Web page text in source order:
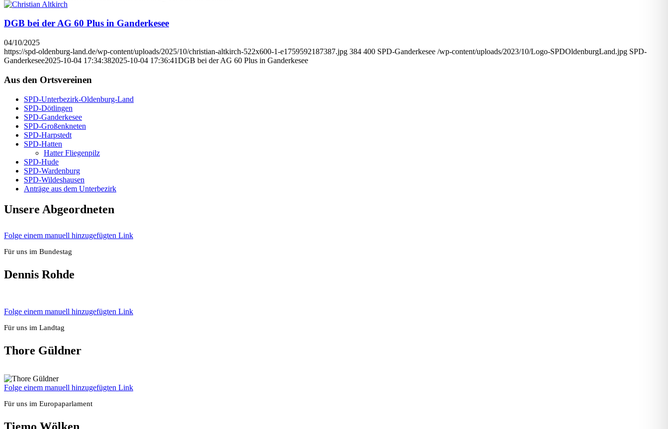
DGB bei der AG 60 Plus in Gan­der­ke­see
04/10/2025
https://spd-oldenburg-land.de/wp-content/uploads/2025/10/christian-altkirch-522x600-1-e1759592187387.jpg 384 400 SPD-Ganderkesee /wp-content/uploads/2023/10/Logo-SPDOldenburgLand.jpg SPD-
Ganderkesee2025-10-04 17:34:382025-10-04 17:36:41DGB bei der AG 60 Plus in Gan­der­ke­see
Aus den Orts­ver­ei­nen
SPD-Unter­be­zirk-Olden­burg-Land
SPD-Döt­lin­gen
SPD-Gan­der­ke­see
SPD-Groß­enkne­ten
SPD-Harp­s­tedt
SPD-Hat­ten
Hat­ter Flie­gen­pilz
SPD-Hude
SPD-War­den­burg
SPD-Wil­des­hau­sen
Anträ­ge aus dem Unter­be­zirk
Unse­re Abge­ord­ne­ten
Fol­ge einem manu­ell hin­zu­ge­füg­ten Link
Für uns im Bun­des­tag
Den­nis Roh­de
Fol­ge einem manu­ell hin­zu­ge­füg­ten Link
Für uns im Land­tag
Tho­re Güld­ner
Fol­ge einem manu­ell hin­zu­ge­füg­ten Link
Für uns im Euro­pa­par­la­ment